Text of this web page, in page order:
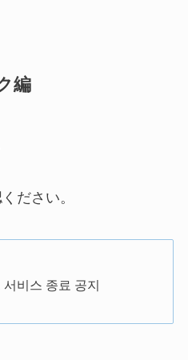
編
ださい。
서비스 종료 공지